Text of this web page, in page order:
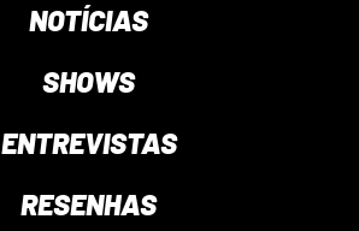
NOTÍCIAS
SHOWS
ENTREVISTAS
RESENHAS